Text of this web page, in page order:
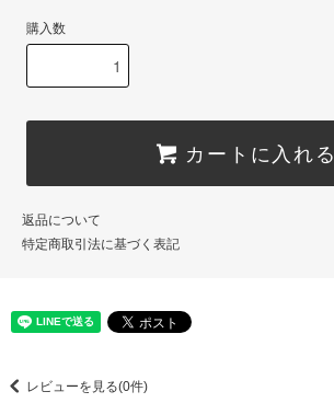
購入数
カートに入れる
返品について
特定商取引法に基づく表記
レビューを見る(0件)